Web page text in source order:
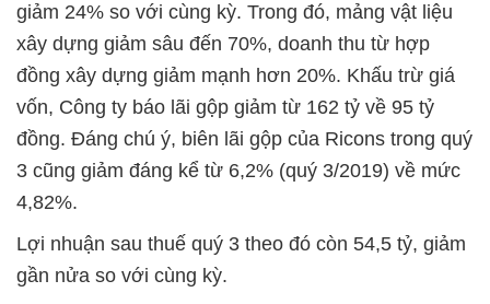
giảm 24% so với cùng kỳ. Trong đó, mảng vật liệu
xây dựng giảm sâu đến 70%, doanh thu từ hợp
đồng xây dựng giảm mạnh hơn 20%. Khấu trừ giá
vốn, Công ty báo lãi gộp giảm từ 162 tỷ về 95 tỷ
đồng. Đáng chú ý, biên lãi gộp của Ricons trong quý
3 cũng giảm đáng kể từ 6,2% (quý 3/2019) về mức
4,82%.
Lợi nhuận sau thuế quý 3 theo đó còn 54,5 tỷ, giảm
gần nửa so với cùng kỳ.